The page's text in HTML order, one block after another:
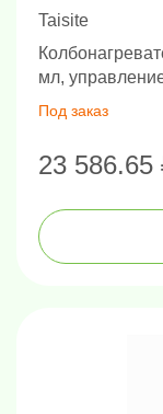
Taisite
мл,
Под заказ
23 586.65